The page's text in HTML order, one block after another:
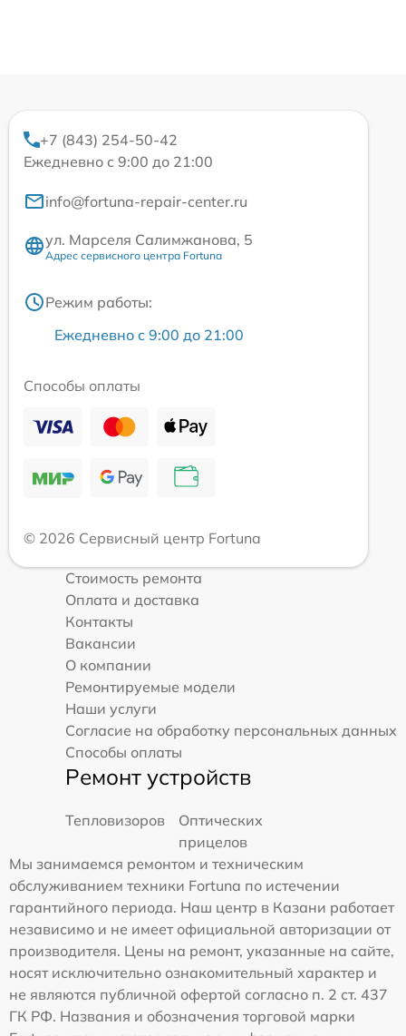
+7 (843) 254-50-42
Ежедневно с 9:00 до 21:00
info@fortuna-repair-center.ru
ул. Марселя Салимжанова, 5
Адрес сервисного центра Fortuna
Режим работы:
Ежедневно с 9:00 до 21:00
Способы оплаты
© 2026 Сервисный центр Fortuna
Стоимость ремонта
Оплата и доставка
Контакты
Вакансии
О компании
Ремонтируемые модели
Наши услуги
Согласие на обработку персональных данных
Способы оплаты
Ремонт устройств
Тепловизоров
Оптических
прицелов
Мы занимаемся ремонтом и техническим
обслуживанием техники Fortuna по истечении
гарантийного периода. Наш центр в Казани работает
независимо и не имеет официальной авторизации от
производителя. Цены на ремонт, указанные на сайте,
носят исключительно ознакомительный характер и
не являются публичной офертой согласно п. 2 ст. 437
ГК РФ. Названия и обозначения торговой марки